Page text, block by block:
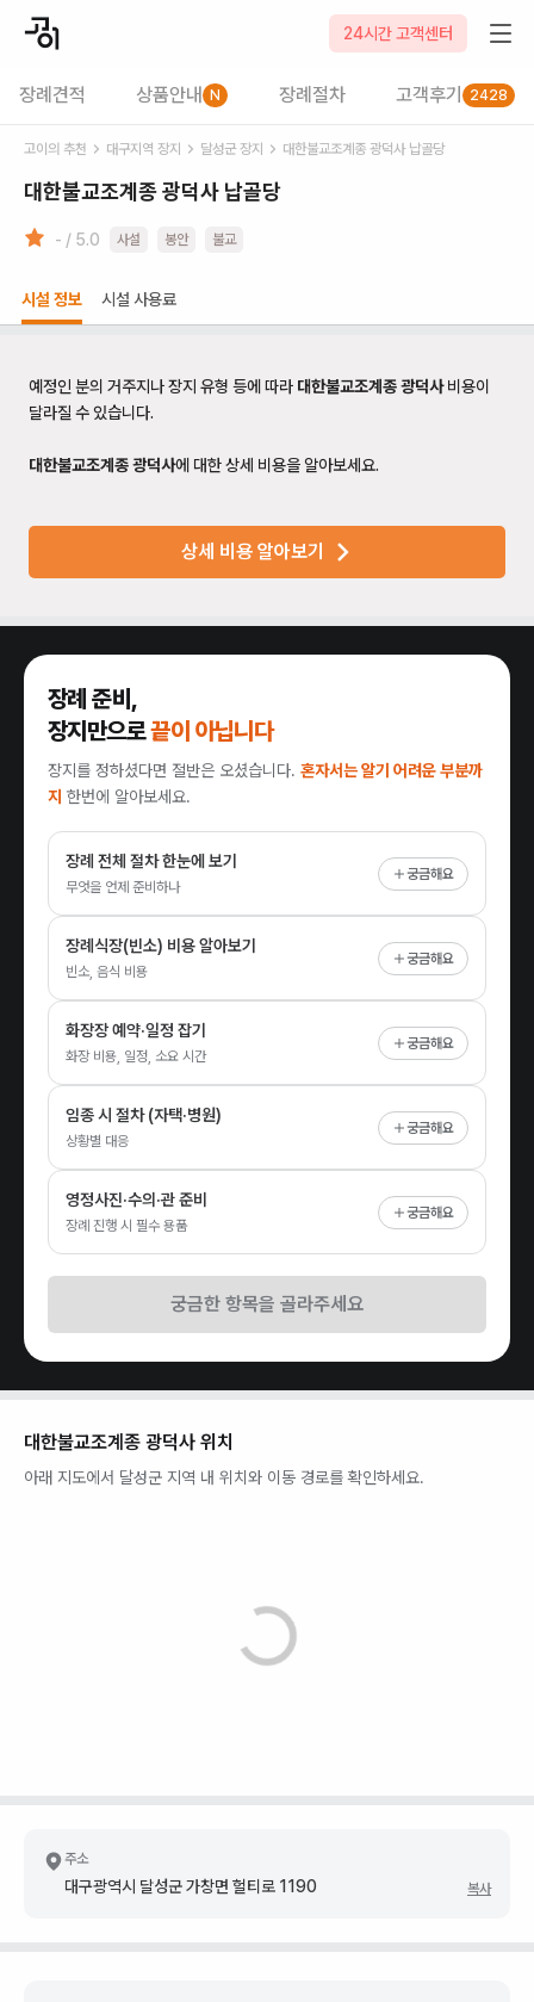
24시간 고객센터
장례견적 상품안내 N 장례절차 고객후기 2428
고이의 추천 대구지역 장지 달성군 장지 대한불교조계종 광덕사 납골당
대한불교조계종 광덕사 납골당
- / 5.0 사설 봉안 불교
시설 정보 시설 사용료
예정인 분의 거주지나 장지 유형 등에 따라 대한불교조계종 광덕사비용이
달라질 수 있습니다.
대한불교조계종 광덕사에 대한 상세 비용을 알아보세요.
상세 비용 알아보기
장례 준비,
장지만으로끝이 아닙니다
장지를 정하셨다면 절반은 오셨습니다. 혼자서는 알기 어려운 부분까
지 한번에 알아보세요.
장례 전체 절차 한눈에 보기
무엇을 언제 준비하나
궁금해요
장례식장(빈소) 비용 알아보기
빈소, 음식 비용
궁금해요
화장장 예약·일정 잡기
화장 비용, 일정, 소요 시간
궁금해요
임종 시 절차 (자택·병원)
상황별 대응
궁금해요
영정사진·수의·관 준비
장례 진행 시 필수 용품
궁금해요
궁금한 항목을 골라주세요
대한불교조계종 광덕사 위치
아래 지도에서 달성군 지역 내 위치와 이동 경로를 확인하세요.
주소
대구광역시 달성군 가창면 헐티로 1190 복사